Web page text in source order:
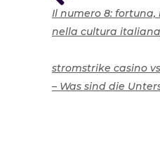
Il numero 8:
nella cultura italiana
stromstrike casino
– Was sind die